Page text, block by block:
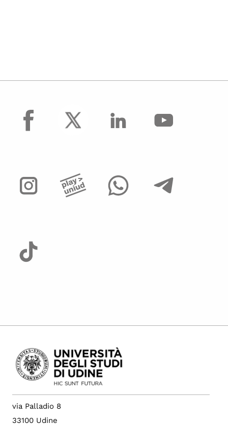
facebook
via Palladio 8
33100 Udine